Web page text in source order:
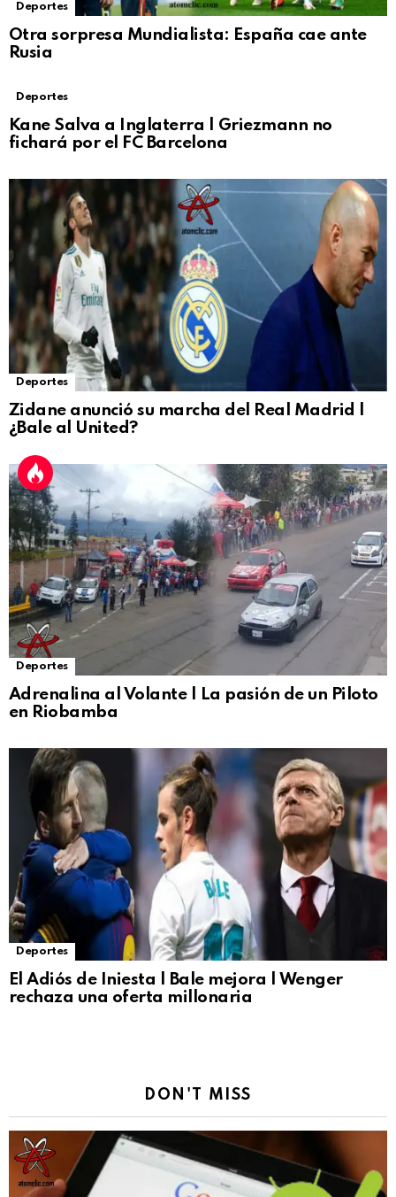
Deportes
Otra sorpresa Mundialista: España cae ante
Rusia
Deportes
Kane Salva a Inglaterra | Griezmann no
fichará por el FC Barcelona
Deportes
Zidane anunció su marcha del Real Madrid |
¿Bale al United?
Deportes
Adrenalina al Volante | La pasión de un Piloto
en Riobamba
Deportes
El Adiós de Iniesta | Bale mejora | Wenger
rechaza una oferta millonaria
DON'T MISS